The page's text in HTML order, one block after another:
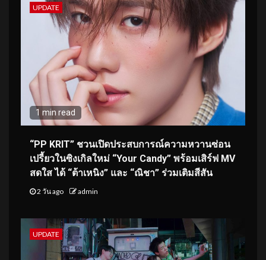
UPDATE
1 min read
“PP KRIT” ชวนเปิดประสบการณ์ความหวานซ่อน
เปรี้ยวในซิงเกิลใหม่ “Your Candy” พร้อมเสิร์ฟ MV
สดใส ได้ “ต้าเหนิง” และ “ณิชา” ร่วมเติมสีสัน
2 วัน ago admin
UPDATE